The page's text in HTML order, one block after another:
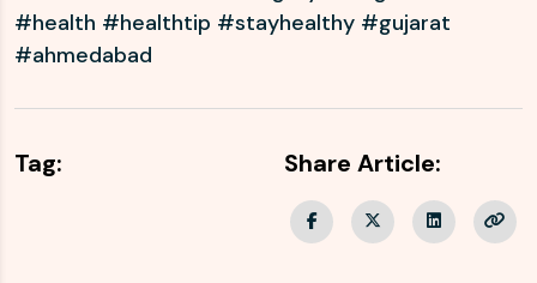
#health #healthtip #stayhealthy #gujarat
#ahmedabad
Tag: Share Article: